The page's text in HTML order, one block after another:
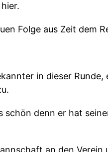
Folge aus Zeit dem
in dieser
schön denn er hat
an den